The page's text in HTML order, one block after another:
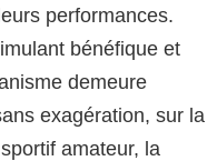
performances.
bénéfique et
demeure
exagération, sur la
amateur, la